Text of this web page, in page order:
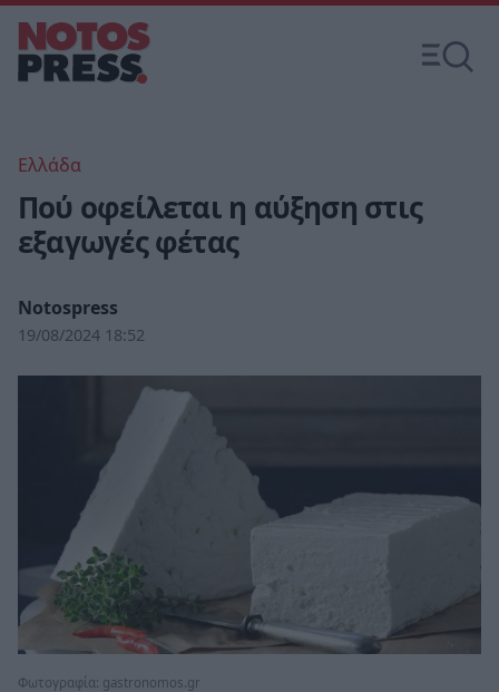
Ελλάδα
Πού οφείλεται η αύξηση στις
εξαγωγές φέτας
Notospress
19/08/2024 18:52
Φωτογραφία: gastronomos.gr